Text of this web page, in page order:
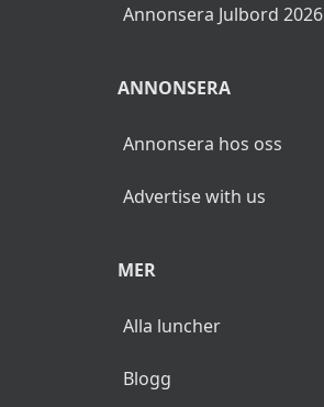
Annonsera Julbord 2026
ANNONSERA
Annonsera hos oss
Advertise with us
MER
Alla luncher
Blogg